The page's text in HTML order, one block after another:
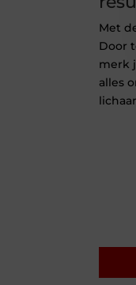
Met
Door
merk
alles